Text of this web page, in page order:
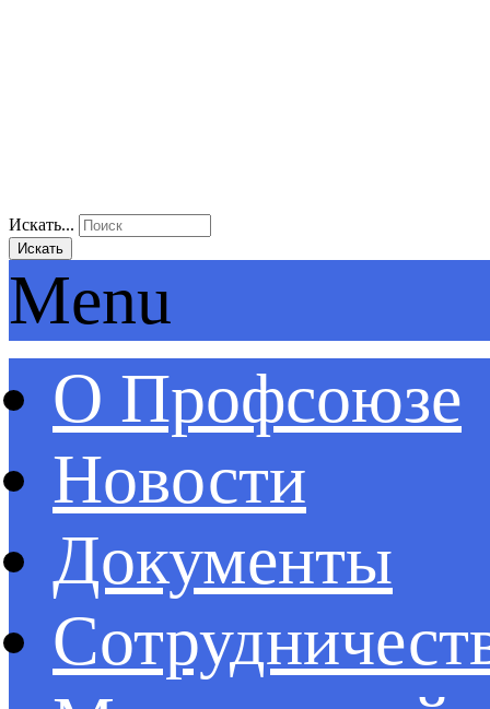
Искать...
Искать
Menu
О Профсоюзе
Новости
Документы